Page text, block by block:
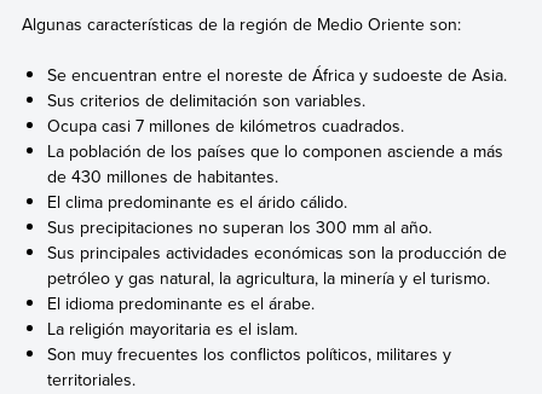
Algunas características de la región de Medio Oriente son:
Se encuentran entre el noreste de África y sudoeste de Asia.
Sus criterios de delimitación son variables.
Ocupa casi 7 millones de kilómetros cuadrados.
La población de los países que lo componen asciende a más
de 430 millones de habitantes.
El clima predominante es el árido cálido.
Sus precipitaciones no superan los 300 mm al año.
Sus principales actividades económicas son la producción de
petróleo y gas natural, la agricultura, la minería y el turismo.
El idioma predominante es el árabe.
La religión mayoritaria es el islam.
Son muy frecuentes los conflictos políticos, militares y
territoriales.